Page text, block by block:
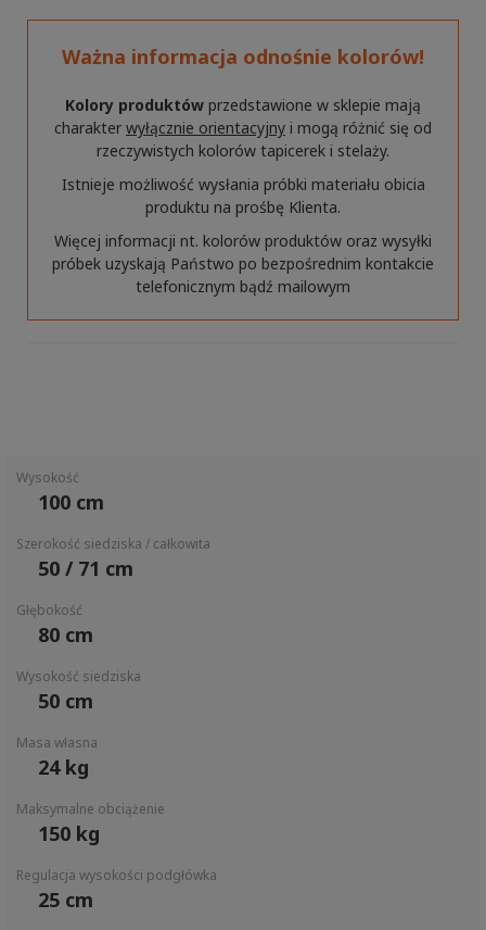
Ważna informacja odnośnie kolorów!
Kolory produktów przedstawione w sklepie mają
charakter wyłącznie orientacyjny i mogą różnić się od
rzeczywistych kolorów tapicerek i stelaży.
Istnieje możliwość wysłania próbki materiału obicia
produktu na prośbę Klienta.
Więcej informacji nt. kolorów produktów oraz wysyłki
próbek uzyskają Państwo po bezpośrednim kontakcie
telefonicznym bądź mailowym
Wysokość
100 cm
Szerokość siedziska / całkowita
50 / 71 cm
Głębokość
80 cm
Wysokość siedziska
50 cm
Masa własna
24 kg
Maksymalne obciążenie
150 kg
Regulacja wysokości podgłówka
25 cm